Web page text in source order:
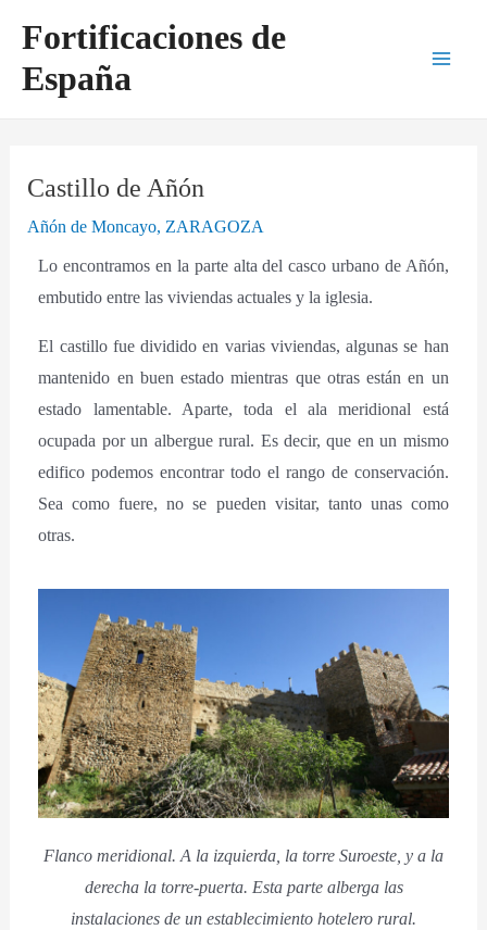
contenido
Fortificaciones de
España
Castillo de Añón
Añón de Moncayo,ZARAGOZA
Lo encontramos en la parte alta del casco urbano de Añón,
embutido entre las viviendas actuales y la iglesia.
El castillo fue dividido en varias viviendas, algunas se han
mantenido en buen estado mientras que otras están en un
estado lamentable. Aparte, toda el ala meridional está
ocupada por un albergue rural. Es decir, que en un mismo
edifico podemos encontrar todo el rango de conservación.
Sea como fuere, no se pueden visitar, tanto unas como
otras.
Flanco meridional. A la izquierda, la torre Suroeste, y a la
derecha la torre-puerta. Esta parte alberga las
instalaciones de un establecimiento hotelero rural.
de
entradas